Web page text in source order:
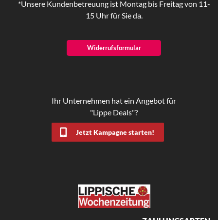
*Unsere Kundenbetreuung ist Montag bis Freitag von 11-
15 Uhr für Sie da.
Widerrufsformular
Ihr Unternehmen hat ein Angebot für
"Lippe Deals"?
Jetzt Kampagne starten!